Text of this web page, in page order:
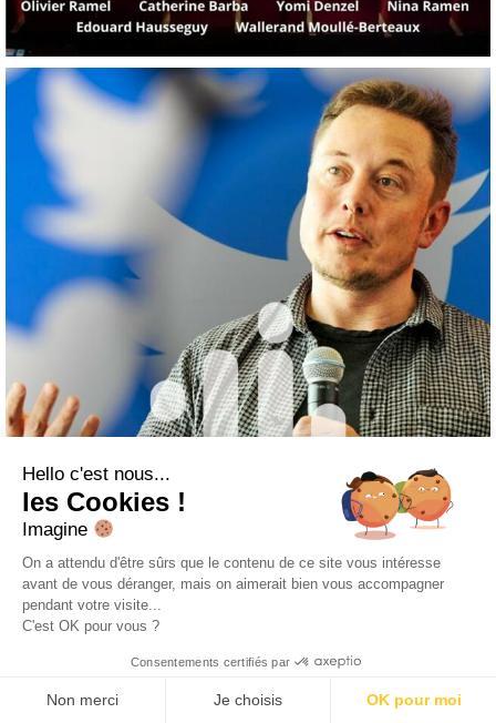
Hello c'est nous...
les Cookies !
Imagine
On a attendu d'être sûrs que le contenu de ce site vous intéresse
avant de vous déranger, mais on aimerait bien vous accompagner
pendant votre visite...
C'est OK pour vous ?
Consentements certifiés par
Non merci Je choisis OK pour moi